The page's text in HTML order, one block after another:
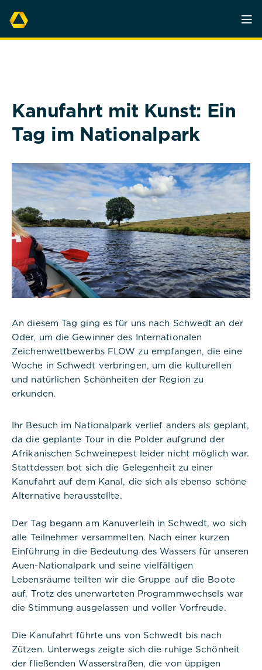
Kanufahrt mit Kunst: Ein
Tag im Nationalpark
An diesem Tag ging es für uns nach Schwedt an der
Oder, um die Gewinner des Internationalen
Zeichenwettbewerbs FLOW zu empfangen, die eine
Woche in Schwedt verbringen, um die kulturellen
und natürlichen Schönheiten der Region zu
erkunden.
Ihr Besuch im Nationalpark verlief anders als geplant,
da die geplante Tour in die Polder aufgrund der
Afrikanischen Schweinepest leider nicht möglich war.
Stattdessen bot sich die Gelegenheit zu einer
Kanufahrt auf dem Kanal, die sich als ebenso schöne
Alternative herausstellte.
Der Tag begann am Kanuverleih in Schwedt, wo sich
alle Teilnehmer versammelten. Nach einer kurzen
Einführung in die Bedeutung des Wassers für unseren
Auen-Nationalpark und seine vielfältigen
Lebensräume teilten wir die Gruppe auf die Boote
auf. Trotz des unerwarteten Programmwechsels war
die Stimmung ausgelassen und voller Vorfreude.
Die Kanufahrt führte uns von Schwedt bis nach
Zützen. Unterwegs zeigte sich die ruhige Schönheit
der fließenden Wasserstraßen, die von üppigen
Notwendig
Diese werden für die Grundfunktionen der
Website benötigt und helfen dabei, unsere
Website nutzbar zu machen sowie Zugriffe auf
Cookie Informationen anzeigen
Titel:
PHPSESSID
Commerzbank Umweltpraktikum
Cookies: